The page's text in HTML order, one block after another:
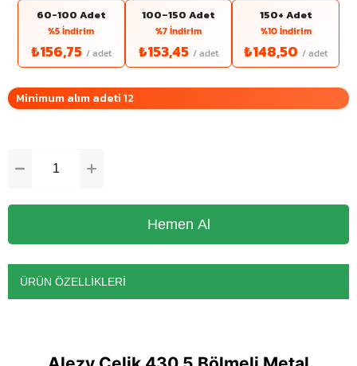
60-100 Adet
%5 İndirim
₺156,75
100–150 Adet
%7 İndirim
₺153,45
150+ Adet
%10 İndirim
₺148,50
Minimum alım adeti 12
ÜRÜN ÖZELLIKLERI